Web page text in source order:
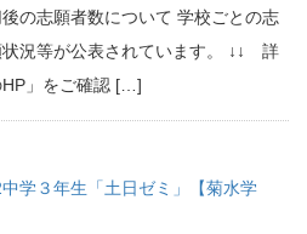
の志願者数について 学校ごとの志
況等が公表されています。 ↓↓ 詳
HP」をご確認 […]
学３年生「土日ゼミ」【菊水学